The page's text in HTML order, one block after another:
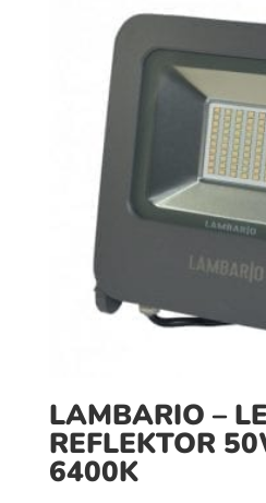
LAMBARIO –
REFLEKTOR
6400K